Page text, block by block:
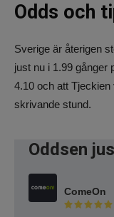
Odds och
Sverige är återigen
just nu i 1.99 gånger
4.10 och att
skrivande stund.
Oddsen
ComeOn